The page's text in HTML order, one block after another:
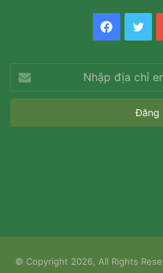
địa
chỉ
của
© Copyright 2026, All Rights